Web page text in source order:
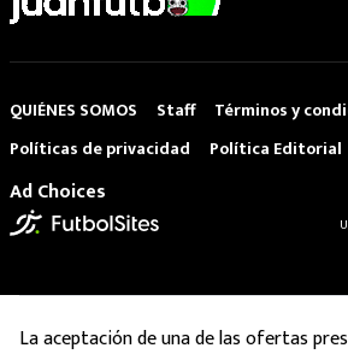
QUIÉNES SOMOS Staff
Términos y
Políticas de privacidad
Política Editorial
Ad Choices
La aceptación de una de las ofertas